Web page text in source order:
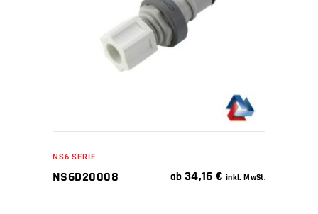
WEITERLESEN
NS6 SERIE
NS6D20008 ab 34,16€ inkl. MwSt.